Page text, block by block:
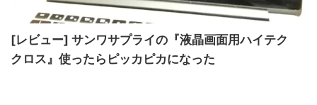
[レビュー] サンワサプライの『液晶画面用ハイテク
クロス』使ったらピッカピカになった